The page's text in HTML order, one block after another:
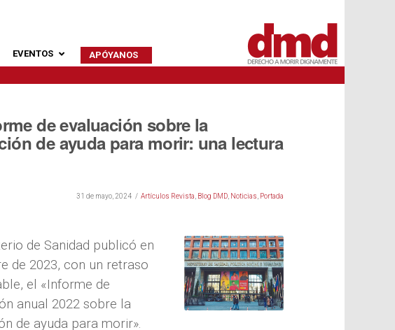
EVENTOS APÓYANOS
de evaluación sobre la
de ayuda para morir: una lectura
31 de mayo, 2024 Artículos Revista Blog DMD Noticias Portada
de Sanidad publicó en
de 2023, con un retraso
el «Informe de
anual 2022 sobre la
de ayuda para morir».